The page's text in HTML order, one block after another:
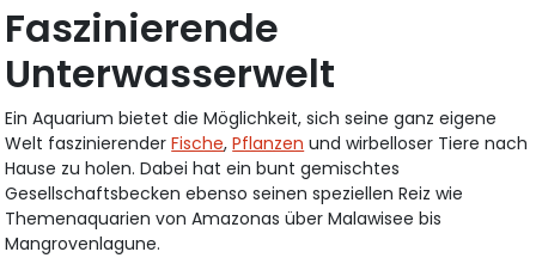
Faszinierende
Unterwasserwelt
Ein Aquarium bietet die Möglichkeit, sich seine ganz eigene
Welt faszinierenderFische,Pflanzen und wirbelloser Tiere nach
Hause zu holen. Dabei hat ein bunt gemischtes
Gesellschaftsbecken ebenso seinen speziellen Reiz wie
Themenaquarien von Amazonas über Malawisee bis
Mangrovenlagune.